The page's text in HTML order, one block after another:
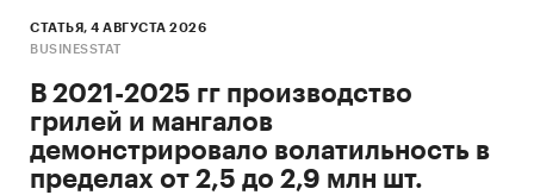
СТАТЬЯ, 4 АВГУСТА 2026
BUSINESSTAT
В 2021-2025 гг производство
грилей и мангалов
демонстрировало волатильность в
пределах от 2,5 до 2,9 млн шт.